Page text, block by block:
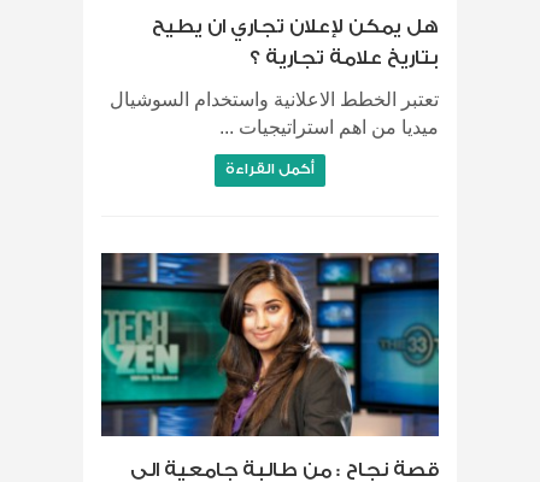
هل يمكن لإعلان تجاري ان يطيح
بتاريخ علامة تجارية ؟
تعتبر الخطط الاعلانية واستخدام السوشيال
ميديا من اهم استراتيجيات ...
أكمل القراءة
قصة نجاح : من طالبة جامعية الى